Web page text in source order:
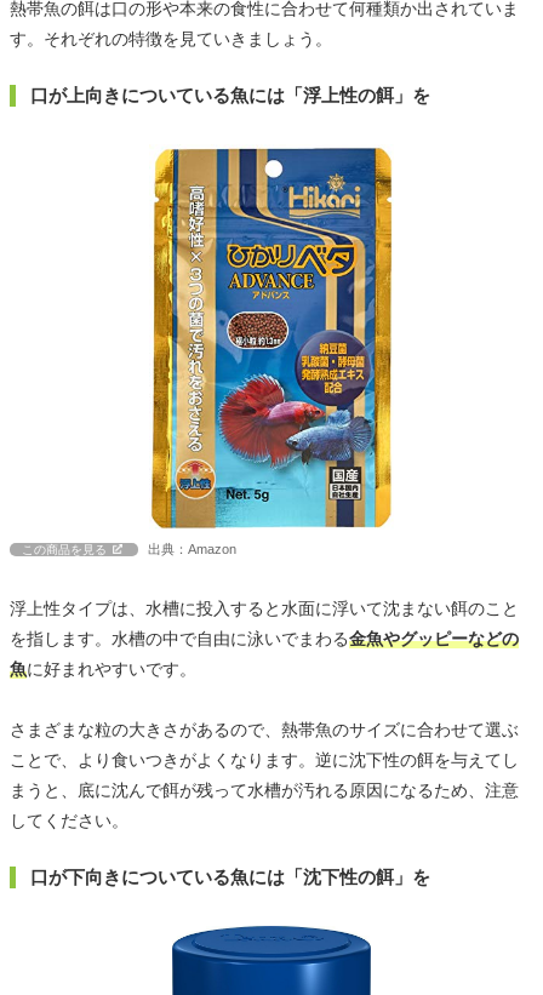
熱帯魚の餌は口の形や本来の食性に合わせて何種類か出されていま
す。それぞれの特徴を見ていきましょう。
口が上向きについている魚には「浮上性の餌」を
この商品を見る 出典：Amazon
浮上性タイプは、水槽に投入すると水面に浮いて沈まない餌のこと
を指します。水槽の中で自由に泳いでまわる金魚やグッピーなどの
魚に好まれやすいです。
さまざまな粒の大きさがあるので、熱帯魚のサイズに合わせて選ぶ
ことで、より食いつきがよくなります。逆に沈下性の餌を与えてし
まうと、底に沈んで餌が残って水槽が汚れる原因になるため、注意
してください。
口が下向きについている魚には「沈下性の餌」を